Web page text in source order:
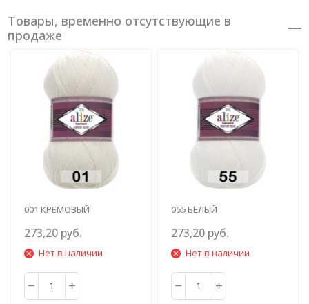
Товары, временно отсутствующие в
продаже
001 КРЕМОВЫЙ
273,20 руб.
Нет в наличии
055 БЕЛЫЙ
273,20 руб.
Нет в наличии